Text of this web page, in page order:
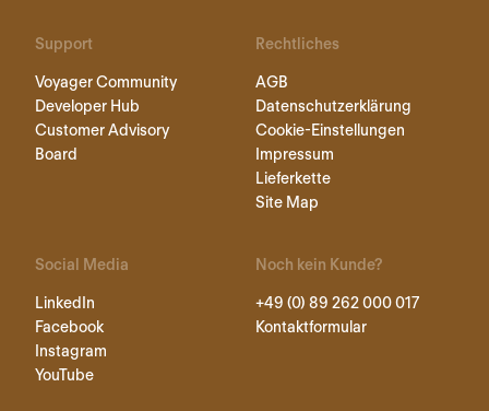
Support
Voyager Community
Developer Hub
Customer Advisory
Board
Rechtliches
AGB
Datenschutzerklärung
Cookie-Einstellungen
Impressum
Lieferkette
Site Map
Social Media
LinkedIn
Facebook
Instagram
YouTube
Noch kein Kunde?
+49 (0) 89 262 000 017
Kontaktformular